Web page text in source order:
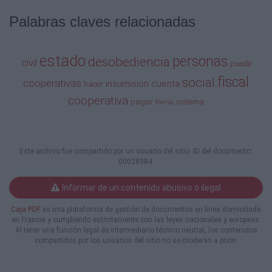
Sistema púbico cooperativo integral
Los núcleos de autogestión local.
CONCLUSIONES Y CONTINUIDAD:
LAS OFICINAS DE DESOBEDIENCIA ECONÓMICA 55
RECURSOS PARA AMPLIAR INFORMACIÓN 58
59
RECURSOS PARA AMPLIAR INFORMACION
PRESENTACION
Sobre la objeción fiscal:
www.autogestionaos.net/manualobjecionfiscal
Palabras claves relacionadas
civil estado desobediencia personas puede
cooperativas hacer insumision cuenta social fiscal
cooperativa pagar forma sistema
Este archivo fue compartido por un usuario del sitio. ID del documento:
00028984.
Informar de un contenido abusivo o ilegal
Caja PDF es una plataforma de gestión de documentos en línea domiciliada
en Francia y cumpliendo estrictamente con las leyes nacionales y europeas.
Al tener una función legal de intermediario técnico neutral, los contenidos
compartidos por los usuarios del sitio no se moderan a priori.